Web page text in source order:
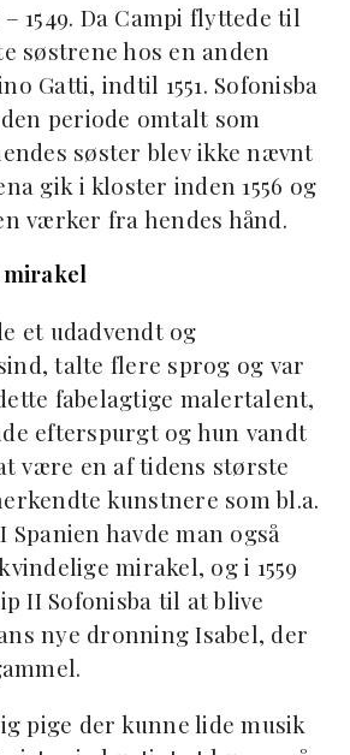
1549. Da Campi flyttede til
søstrene hos en anden
Gatti, indtil 1551. Sofonisba
periode omtalt som
søster blev ikke nævnt
gik i kloster inden 1556 og
værker fra hendes hånd.
et udadvendt og
talte flere sprog og var
fabelagtige malertalent,
efterspurgt og hun vandt
være en af tidens største
kunstnere som bl.a.
Spanien havde man også
mirakel, og i 1559
II Sofonisba til at blive
nye dronning Isabel, der
pige der kunne lide musik